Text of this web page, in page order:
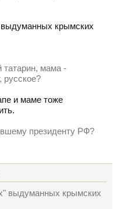
крымских
татарин, мама -
русское?
и маме тоже
президенту РФ?
выдуманных крымских